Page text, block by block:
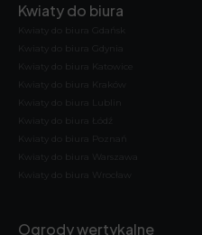
Kwiaty do biura
Kwiaty do biura Gdańsk
Kwiaty do biura Gdynia
Kwiaty do biura Katowice
Kwiaty do biura Kraków
Kwiaty do biura Lublin
Kwiaty do biura Łódź
Kwiaty do biura Poznań
Kwiaty do biura Warszawa
Kwiaty do biura Wrocław
Ogrody wertykalne